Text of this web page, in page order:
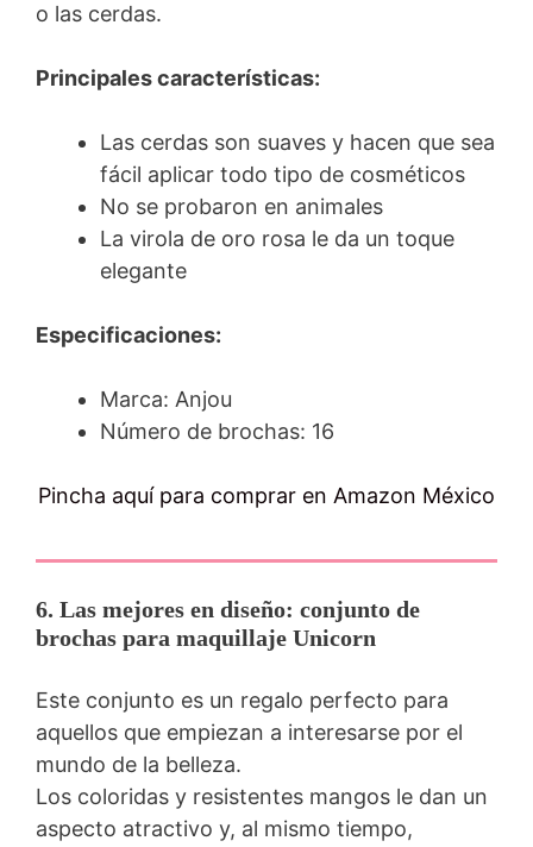
o las cerdas.
Principales características:
Las cerdas son suaves y hacen que sea
fácil aplicar todo tipo de cosméticos
No se probaron en animales
La virola de oro rosa le da un toque
elegante
Especificaciones:
Marca: Anjou
Número de brochas: 16
Pincha aquí para comprar en Amazon México
6. Las mejores en diseño: conjunto de
brochas para maquillaje Unicorn
Este conjunto es un regalo perfecto para
aquellos que empiezan a interesarse por el
mundo de la belleza.
Los coloridas y resistentes mangos le dan un
aspecto atractivo y, al mismo tiempo,